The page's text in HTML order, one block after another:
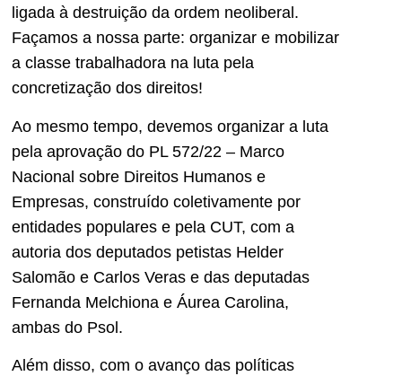
ligada à destruição da ordem neoliberal.
Façamos a nossa parte: organizar e mobilizar
a classe trabalhadora na luta pela
concretização dos direitos!
Ao mesmo tempo, devemos organizar a luta
pela aprovação do PL 572/22 – Marco
Nacional sobre Direitos Humanos e
Empresas, construído coletivamente por
entidades populares e pela CUT, com a
autoria dos deputados petistas Helder
Salomão e Carlos Veras e das deputadas
Fernanda Melchiona e Áurea Carolina,
ambas do Psol.
Além disso, com o avanço das políticas